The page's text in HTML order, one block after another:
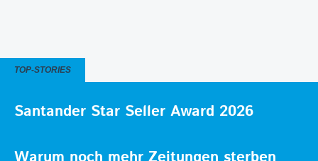
TOP-STORIES
Santander Star Seller Award 2026